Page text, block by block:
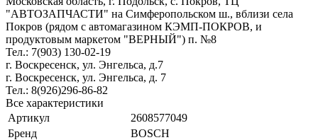
"АВТОЗАПЧАСТИ" на Симферопольском ш., вблизи села
Покров (рядом с автомагазином КЭМП-ПОКРОВ, и
продуктовым маркетом "ВЕРНЫЙ") п. №8
Тел.: 7(903) 130-02-19
г. Воскресенск, ул. Энгельса, д.7
г. Воскресенск, ул. Энгельса, д. 7
Тел.: 8(926)296-86-82
Все характеристики
Артикул
2608577049
Бренд
BOSCH